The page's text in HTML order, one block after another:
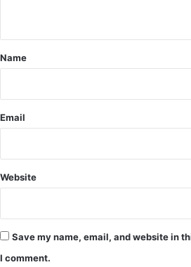
Name
Email
Website
Save my name, email, and website in
I comment.